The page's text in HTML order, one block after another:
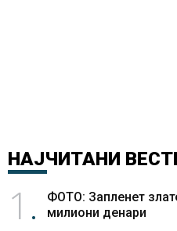
НАЈЧИТАНИ
1
ФОТО: Запленет
милиони денари